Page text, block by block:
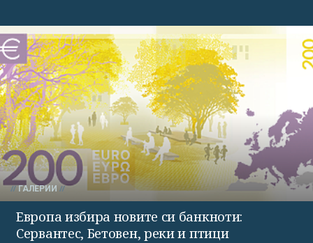
ГАЛЕРИИ
Европа избира новите си банкноти:
Сервантес, Бетовен, реки и птици